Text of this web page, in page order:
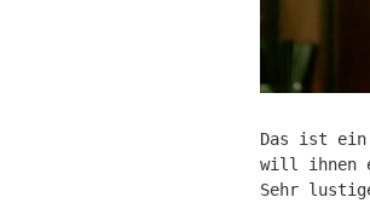
Das ist ein
will ihnen
Sehr